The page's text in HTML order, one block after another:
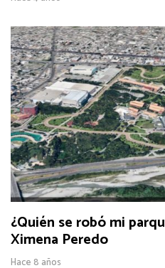
¿Quién se robó mi
Ximena Peredo
Hace 8 años